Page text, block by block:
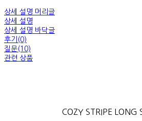
상세 설명 머리글
상세 설명
상세 설명 바닥글
후기(0)
질문(10)
관련 상품
COZY STRIPE LONG